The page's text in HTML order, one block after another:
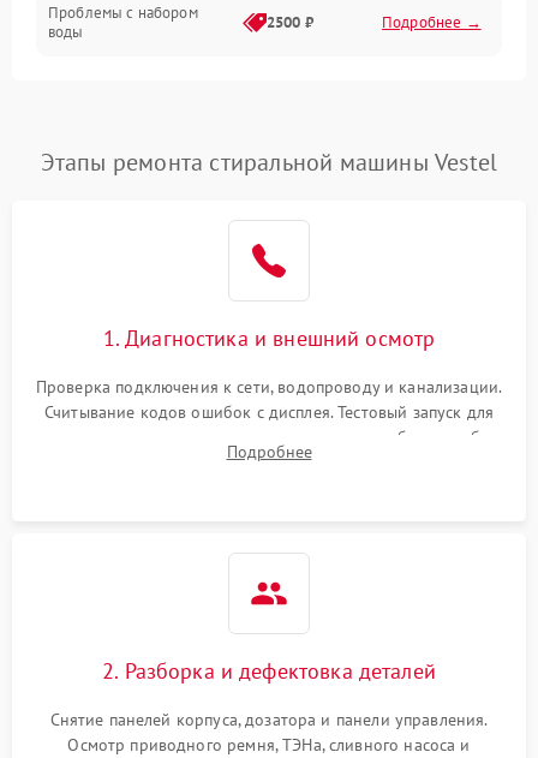
Проблемы с набором
воды
2500 ₽ Подробнее →
Замена платы управления Подробнее →
Этапы ремонта стиральной машины Vestel
1. Диагностика и внешний осмотр
Проверка подключения к сети, водопроводу и канализации.
Считывание кодов ошибок с дисплея. Тестовый запуск для
выявления посторонних шумов, протечек или сбоев в работе
электронного модуля управления.
Подробнее
2. Разборка и дефектовка деталей
Снятие панелей корпуса, дозатора и панели управления.
Осмотр приводного ремня, ТЭНа, сливного насоса и